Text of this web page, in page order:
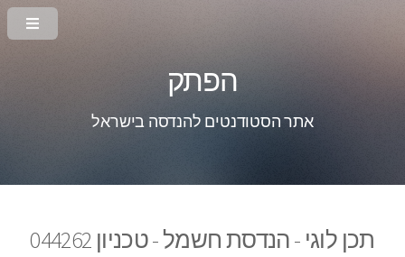
הפתק
אתר הסטודנטים להנדסה בישראל
תכן לוגי - הנדסת חשמל - טכניון 044262